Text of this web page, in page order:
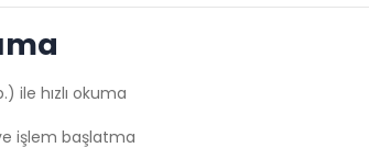
ile hızlı okuma
işlem başlatma